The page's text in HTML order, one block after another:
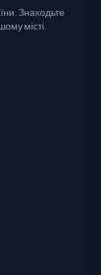
Знаходьте
місті.